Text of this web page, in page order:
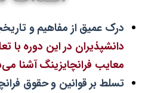
درک عمیق از مفاهیم و
دانشپذیران در این دوره با
معایب فرانچایزینگ آشنا
تسلط بر قوانین و حقوق